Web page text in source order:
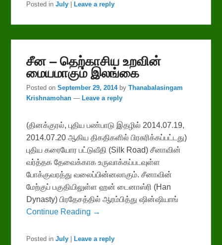
Posted in July |Leave a reply
சீன – தெற்காசிய உறவின்
மையமாகும் இலங்கை
Posted onSeptember 29, 2014 byThanabalasingam
Krishnamohan —Leave a reply
(தினக்குரல், புதிய பண்பாடு இதழில் 2014.07.19,
2014.07.20 ஆகிய திகதிகளில் பிரசுரிக்கப்பட்டது)
புதிய கரையோர பட்டுவீதி (Silk Road) சீனாவின்
வர்த்தக தேவைக்காக உருவாக்கப்படவுள்ள
போக்குவரத்து வலைப்பின்னலாகும். சீனாவின்
மேற்குப் பகுதியிலுள்ள ஹன் டைனாஸ்ரி (Han
Dynasty) பிரதேசத்தில் ஆரம்பித்து ஷின்ஷியாங்
Continue Reading →
Posted in July |Leave a reply